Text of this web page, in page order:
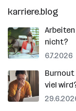
karriere.blog
nicht?
6.7.2026
Burnout
viel